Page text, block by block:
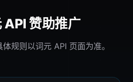
API 赞助推广
规则以词元 API 页面为准。